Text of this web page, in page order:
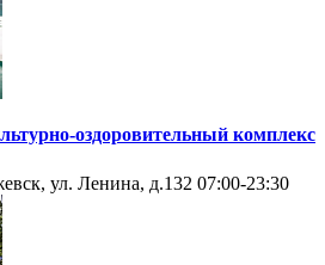
оздоровительный комплекс
ул. Ленина, д.132 07:00-23:30